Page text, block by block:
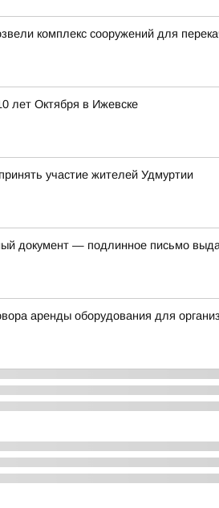
комплекс сооружений для
лет Октября в Ижевске
участие жителей Удмуртии
документ — подлинное письмо
аренды оборудования для